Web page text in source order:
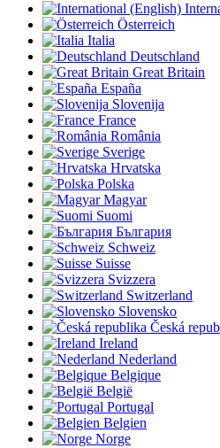
Österreich
Italia
Deutschland
Great Britain
España
Slovenija
France
România
Sverige
Hrvatska
Polska
Magyar
Suomi
България
Schweiz
Suisse
Svizzera
Switzerland
Slovensko
Česká
Ireland
Nederland
Belgique
België
Portugal
Belgien
Norge